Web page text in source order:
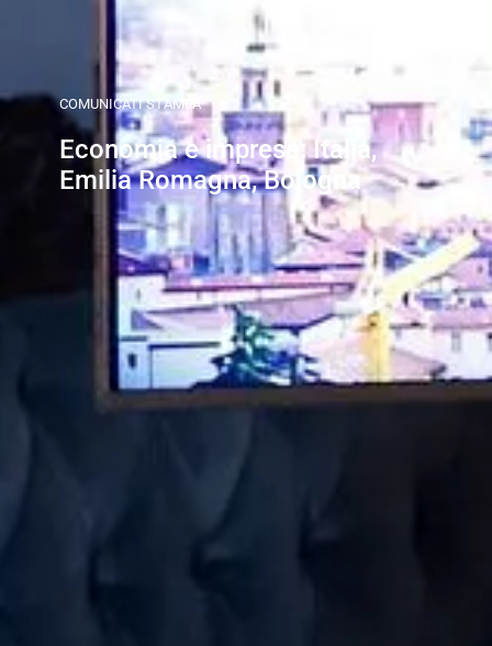
COMUNICATI STAMPA
Economia e imprese: Italia,
Emilia Romagna, Bologna